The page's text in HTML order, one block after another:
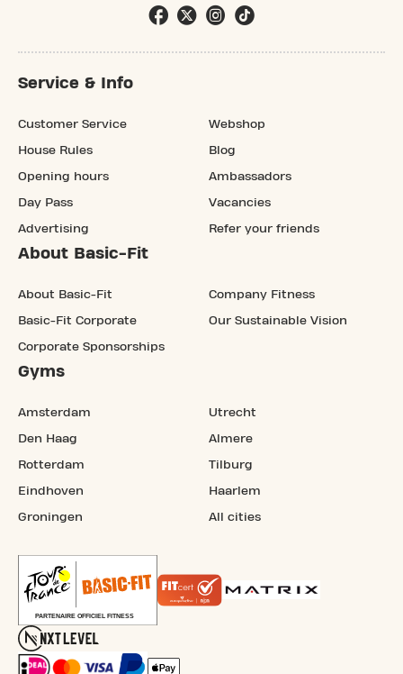
Service & Info
Customer Service
House Rules
Opening hours
Day Pass
Advertising
Webshop
Blog
Ambassadors
Vacancies
Refer your friends
About Basic-Fit
About Basic-Fit
Basic-Fit Corporate
Corporate Sponsorships
Company Fitness
Our Sustainable Vision
Gyms
Amsterdam
Den Haag
Rotterdam
Eindhoven
Groningen
Utrecht
Almere
Tilburg
Haarlem
All cities